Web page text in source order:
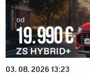
03. 08. 2026 13:23